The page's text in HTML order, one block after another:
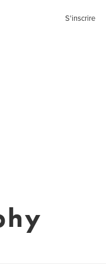
S'inscrire